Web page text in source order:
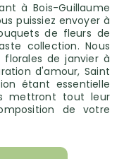
à Bois-Guillaume
puissiez envoyer à
de fleurs de
collection. Nous
florales de janvier à
d'amour, Saint
étant essentielle
mettront tout leur
de votre